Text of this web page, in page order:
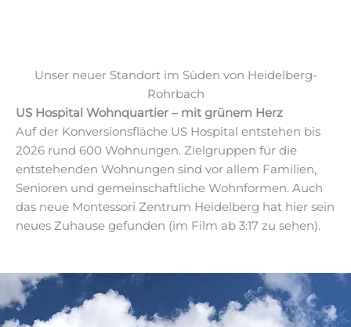
Unser neuer Standort im Süden von Heidelberg-
Rohrbach
US Hospital Wohnquartier – mit grünem Herz
Auf der Konversionsfläche US Hospital entstehen bis
2026 rund 600 Wohnungen. Zielgruppen für die
entstehenden Wohnungen sind vor allem Familien,
Senioren und gemeinschaftliche Wohnformen. Auch
das neue Montessori Zentrum Heidelberg hat hier sein
neues Zuhause gefunden (im Film ab 3:17 zu sehen).